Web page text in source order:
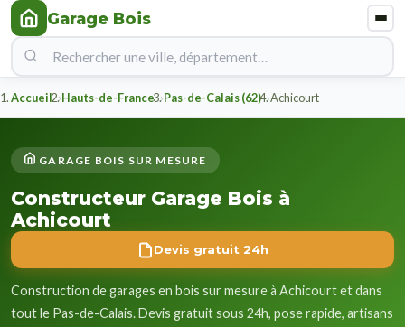
Garage Bois
Accueil Hauts-de-France Pas-de-Calais (62) Achicourt
GARAGE BOIS SUR MESURE
Constructeur Garage Bois à
Achicourt
Devis gratuit 24h
Construction de garages en bois sur mesure à Achicourt et dans
tout le Pas-de-Calais. Devis gratuit sous 24h, pose rapide, artisans